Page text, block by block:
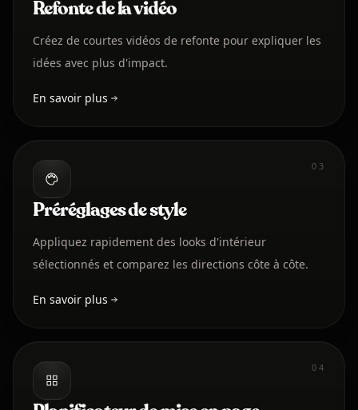
Refonte de la vidéo
Créez de courtes vidéos de refonte pour expliquer les
idées avec plus d'impact.
En savoir plus
03
Préréglages de style
Appliquez rapidement des looks d'intérieur
sélectionnés et comparez les directions côte à côte.
En savoir plus
04